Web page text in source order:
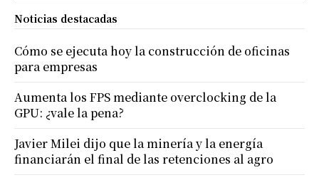
Noticias destacadas
Cómo se ejecuta hoy la construcción de oficinas
para empresas
Aumenta los FPS mediante overclocking de la
GPU: ¿vale la pena?
Javier Milei dijo que la minería y la energía
financiarán el final de las retenciones al agro